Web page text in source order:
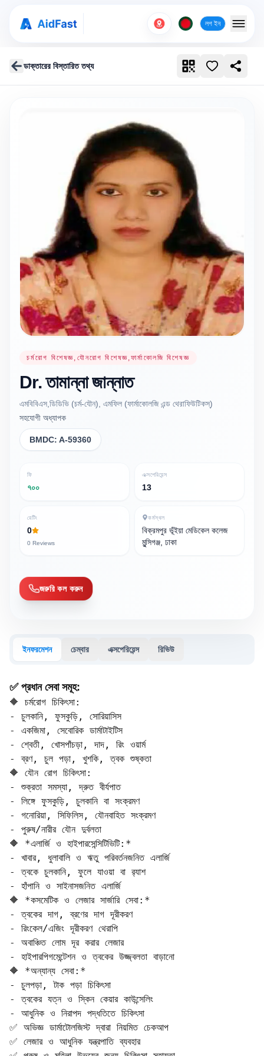
লগ ইন
ডাক্তারের বিস্তারিত তথ্য
চর্মরোগ বিশেষজ্ঞ,যৌনরোগ বিশেষজ্ঞ,ফার্মাকোলজি বিশেষজ্ঞ
Dr. তামান্না জান্নাত
এমবিবিএস,ডিডিভি (চর্ম-যৌন), এমফিল (ফার্মাকোলজি এন্ড থেরাফিউটিকস্)
সহযোগী অধ্যাপক
BMDC: A-59360
ফি
৭০০
এক্সপেরিয়েন্স
13
রেটিং
0
0 Reviews
কর্মস্থল
বিক্রমপুর ভূঁইয়া মেডিকেল কলেজ
মুন্সিগঞ্জ, ঢাকা
জরুরি কল করুন
ইনফরমেশন চেম্বার এক্সপেরিয়েন্স রিভিউ
✅ প্রধান সেবা সমূহ:
🔶 চর্মরোগ চিকিৎসা:
- চুলকানি, ফুসকুড়ি, সোরিয়াসিস
- একজিমা, সেবোরিক ডার্মাটাইটিস
- শ্বেতী, খোসপাঁচড়া, দাদ, রিং ওয়ার্ম
- ব্রণ, চুল পড়া, খুশকি, ত্বক শুষ্কতা
🔶 যৌন রোগ চিকিৎসা:
- শুক্রতা সমস্যা, দ্রুত বীর্যপাত
- লিঙ্গে ফুসকুড়ি, চুলকানি বা সংক্রমণ
- গনোরিয়া, সিফিলিস, যৌনবাহিত সংক্রমণ
- পুরুষ/নারীর যৌন দুর্বলতা
🔶 *এলার্জি ও হাইপারসেন্সিটিভিটি:*
- খাবার, ধুলাবালি ও ঋতু পরিবর্তনজনিত এলার্জি
- ত্বকে চুলকানি, ফুলে যাওয়া বা র‍্যাশ
- হাঁপানি ও সাইনাসজনিত এলার্জি
🔶 *কসমেটিক ও লেজার সার্জারি সেবা:*
- ত্বকের দাগ, ব্রণের দাগ দূরীকরণ
- রিংকেল/এজিং দূরীকরণ থেরাপি
- অবাঞ্চিত লোম দূর করার লেজার
- হাইপারপিগমেন্টেশন ও ত্বকের উজ্জ্বলতা বাড়ানো
🔶 *অন্যান্য সেবা:*
- চুলপড়া, টাক পড়া চিকিৎসা
- ত্বকের যত্ন ও স্কিন কেয়ার কাউন্সেলিং
- আধুনিক ও নিরাপদ পদ্ধতিতে চিকিৎসা
✅ অভিজ্ঞ ডার্মাটোলজিস্ট দ্বারা নিয়মিত চেকআপ
✅ লেজার ও আধুনিক যন্ত্রপাতি ব্যবহার